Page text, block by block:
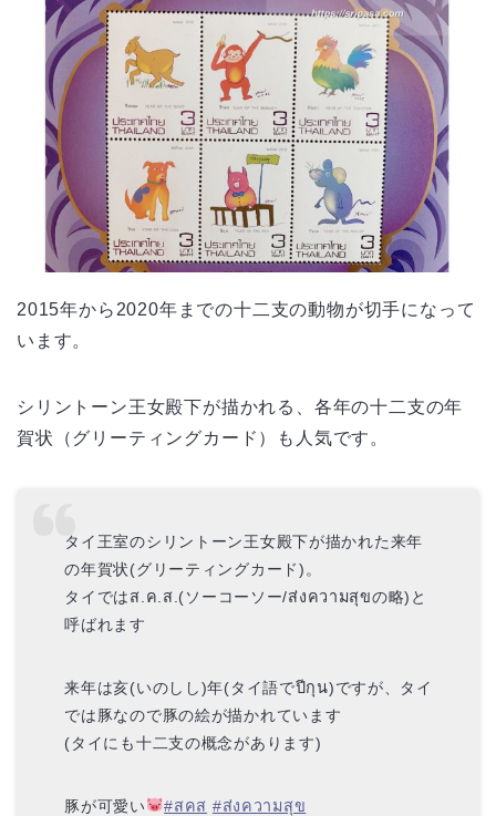
2015年から2020年までの十二支の動物が切手になって
います。
シリントーン王女殿下が描かれる、各年の十二支の年
賀状（グリーティングカード）も人気です。
タイ王室のシリントーン王女殿下が描かれた来年
の年賀状(グリーティングカード)。
タイではส.ค.ส.(ソーコーソー/ส่งความสุขの略)と
呼ばれます
来年は亥(いのしし)年(タイ語でปีกุน)ですが、タイ
では豚なので豚の絵が描かれています
(タイにも十二支の概念があります)
豚が可愛い #สคส #ส่งความสุข